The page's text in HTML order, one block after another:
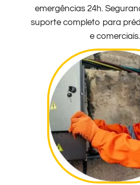
emergências 24h.
suporte completo para
e comerciais.